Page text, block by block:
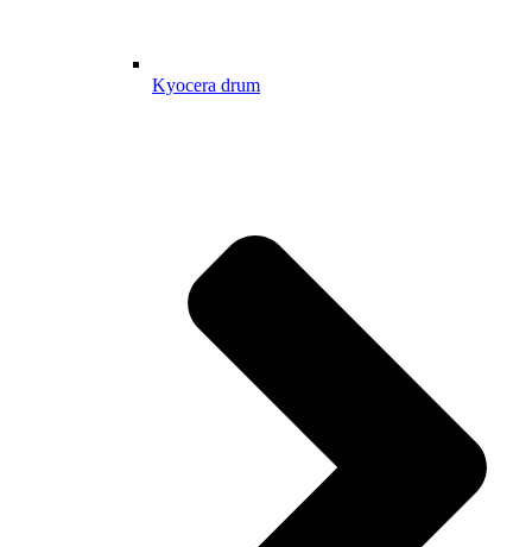
Kyocera drum